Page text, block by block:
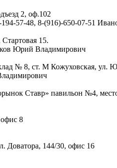
2, оф.102
57-48, 8-(916)-650-07-51
15.
Юрий Владимирович
№ 8, ст. М Кожуховская, ул.
Ставр» павильон №4,
8
Доватора, 144/30, офис 16